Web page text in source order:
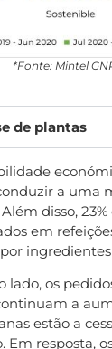
*Fonte: Mintel
de plantas
a uma
disso,
em
lado, os
a
estão a
Em resposta,